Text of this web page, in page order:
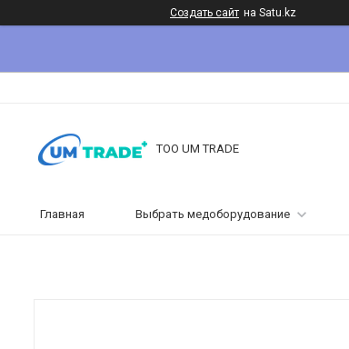
Создать сайт на Satu.kz
ТОО UM TRADE
Главная Выбрать медоборудование